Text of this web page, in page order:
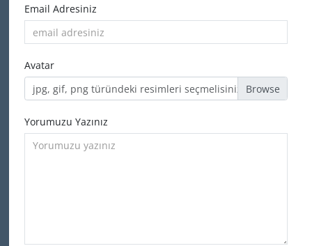
Email Adresiniz
Avatar
jpg, gif, png türündeki resimleri seçmelisiniz
Yorumuzu Yazınız